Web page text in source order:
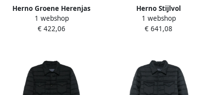
Herno Groene Herenjas
Green Heren
1 webshop
€ 422,06
Herno Stijlvol
Overhemdjack Beige Heren
1 webshop
€ 641,08